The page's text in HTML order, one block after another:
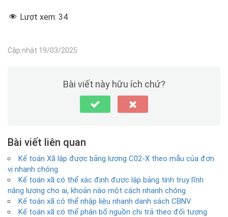
Lượt xem: 34
Cập nhật 19/03/2025
Bài viết này hữu ích chứ?
Bài viết liên quan
Kế toán Xã lập được bảng lương C02-X theo mẫu của đơn
vị nhanh chóng
Kế toán xã có thể xác định được lập bảng tính truy lĩnh
nâng lương cho ai, khoản nào một cách nhanh chóng
Kế toán xã có thể nhập liệu nhanh danh sách CBNV
Kế toán xã có thể phân bổ nguồn chi trả theo đối tượng